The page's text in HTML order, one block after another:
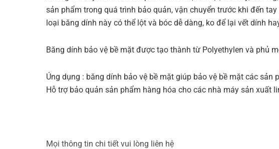
sản phẩm trong quá trình bảo quản, vận chuyển trước khi đến
loại băng dính này có thể lột và bóc dễ dàng, ko để lại vết dính
Băng dính bảo vệ bề mặt được tạo thành từ Polyethylen và phủ
Úng dụng : băng dính bảo vệ bề mặt giúp bảo vệ bề mặt các
Hỗ trợ bảo quản sản phẩm hàng hóa cho các nhà máy sản xuất
Mọi thông tin chi tiết vui lòng liên hệ